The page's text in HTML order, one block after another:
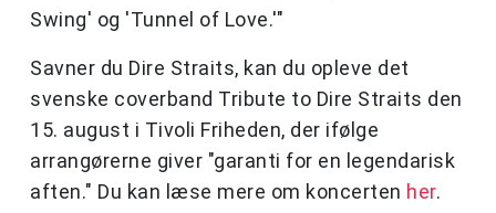
Swing' og 'Tunnel of Love.'"
Savner du Dire Straits, kan du opleve det
svenske coverband Tribute to Dire Straits den
15. august i Tivoli Friheden, der ifølge
arrangørerne giver "garanti for en legendarisk
aften." Du kan læse mere om koncerten her.